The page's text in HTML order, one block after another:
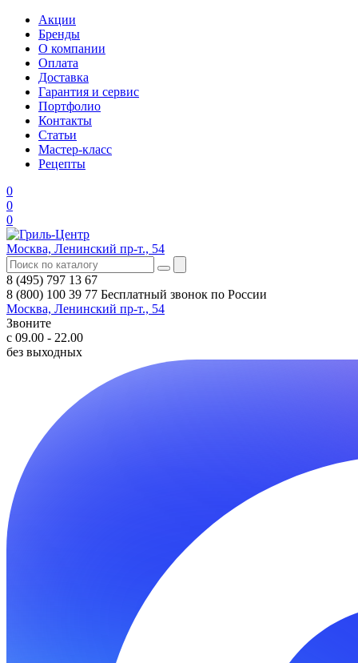
Акции
Бренды
О компании
Оплата
Доставка
Гарантия и сервис
Портфолио
Контакты
Статьи
Мастер-класс
Рецепты
0
0
0
Москва, Ленинский пр-т., 54
8 (495) 797 13 67
8 (800) 100 39 77 Бесплатный звонок по России
Москва, Ленинский пр-т., 54
Звоните
с 09.00 - 22.00
без выходных